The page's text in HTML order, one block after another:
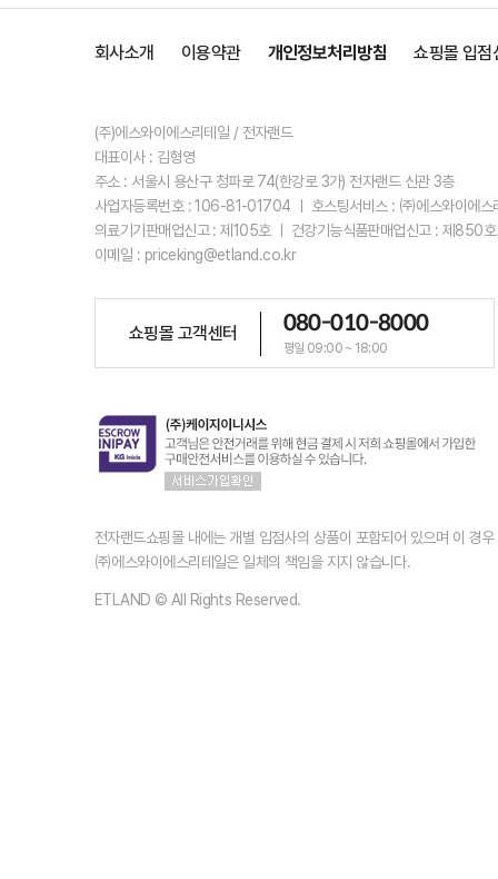
회사소개 이용약관 개인정보처리방침 쇼핑몰 입점
(주)에스와이에스리테일 / 전자랜드
대표이사 : 김형영
주소 : 서울시 용산구 청파로 74(한강로 3가) 전자랜드 신관 3층
사업자등록번호 : 106-81-01704 ㅣ 호스팅서비스 : ㈜에스와이에
의료기기판매업신고 : 제105호 ㅣ 건강기능식품판매업신고 : 제850
이메일 : priceking@etland.co.kr
쇼핑몰 고객센터 080-010-8000
평일 09:00 ~ 18:00
전자랜드쇼핑몰 내에는 개별 입점사의 상품이 포함되어 있으며 이 경
㈜에스와이에스리테일은 일체의 책임을 지지 않습니다.
ETLAND © All Rights Reserved.